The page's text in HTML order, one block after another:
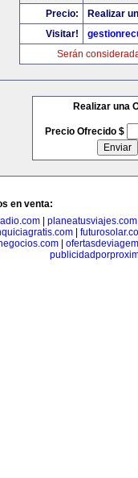
Precio:
Realizar
Visitar!
Serán
Realizar una
Precio Ofrecido $
en venta:
planeatusviajes.com